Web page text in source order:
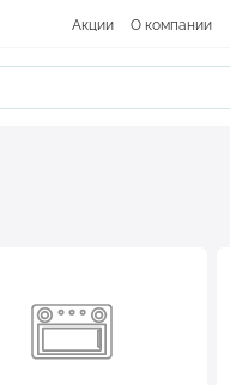
Акции О компании